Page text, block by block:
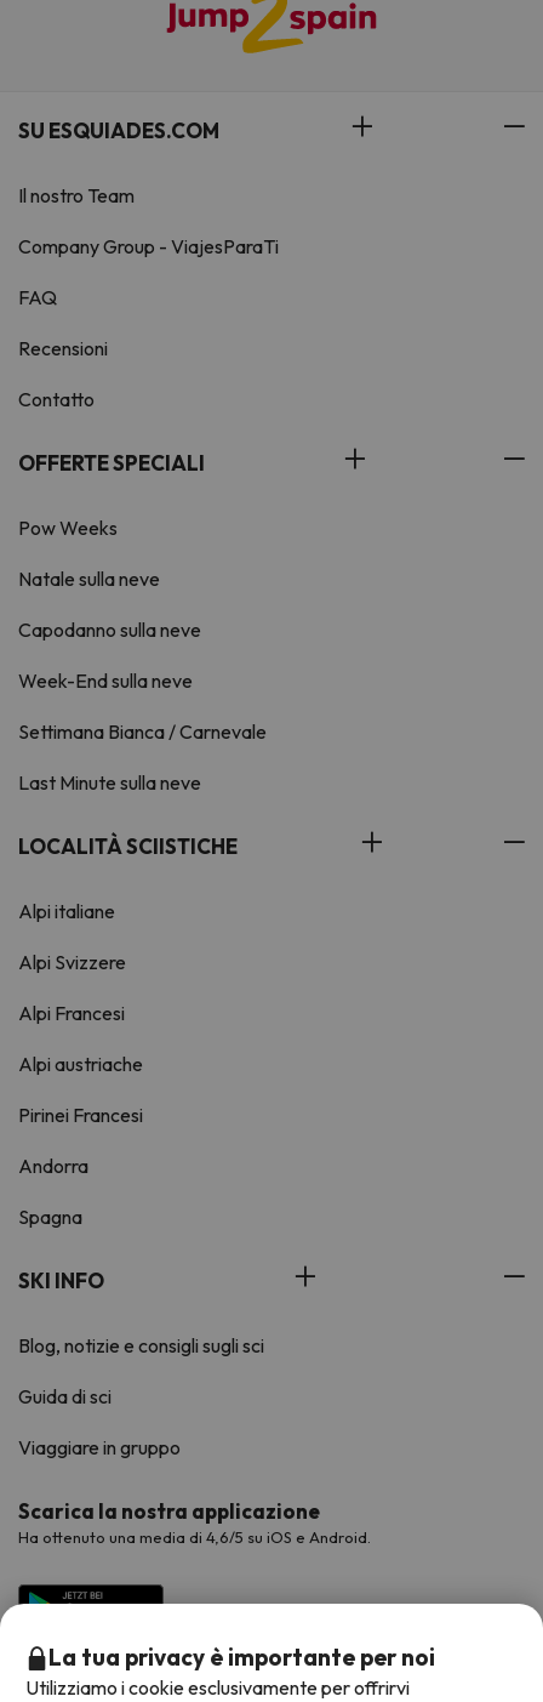
SU ESQUIADES.COM
Il nostro Team
Company Group - ViajesParaTi
FAQ
Recensioni
Contatto
OFFERTE SPECIALI
Pow Weeks
Natale sulla neve
Capodanno sulla neve
Week-End sulla neve
Settimana Bianca / Carnevale
Last Minute sulla neve
LOCALITÀ SCIISTICHE
Alpi italiane
Alpi Svizzere
Alpi Francesi
Alpi austriache
Pirinei Francesi
Andorra
Spagna
SKI INFO
Blog, notizie e consigli sugli sci
Guida di sci
Viaggiare in gruppo
Scarica la nostra applicazione
Ha ottenuto una media di 4,6/5 su iOS e Android.
La tua privacy è importante per noi
Utilizziamo i cookie esclusivamente per offrirvi